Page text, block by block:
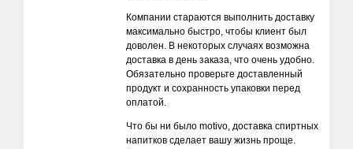
Компании стараются выполнить доставку
максимально быстро, чтобы клиент был
доволен. В некоторых случаях возможна
доставка в день заказа, что очень удобно.
Обязательно проверьте доставленный
продукт и сохранность упаковки перед
оплатой.
Что бы ни было motivo, доставка спиртных
напитков сделает вашу жизнь проще.